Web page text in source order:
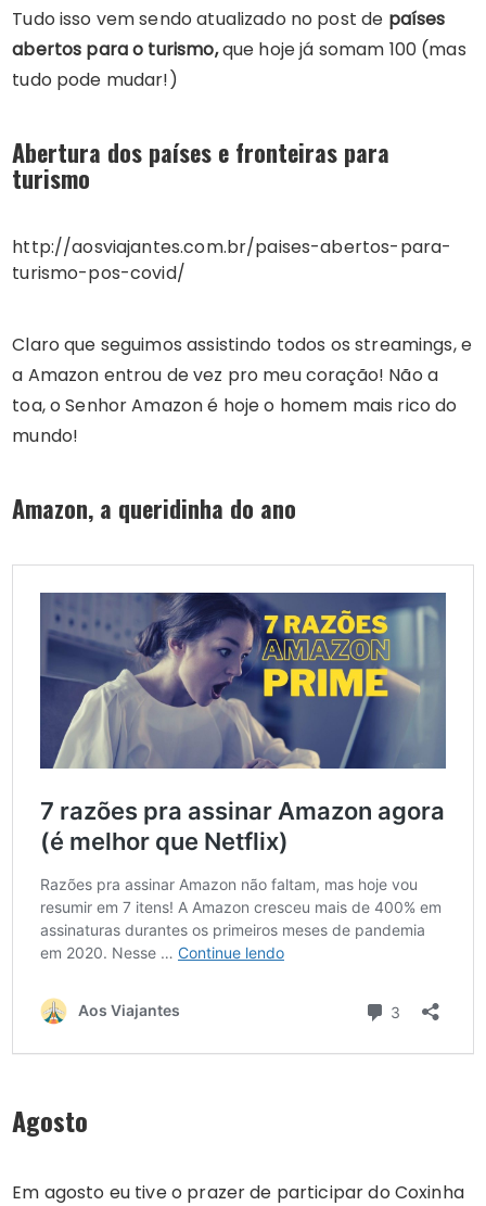
Tudo isso vem sendo atualizado no post de países
abertos para o turismo,que hoje já somam 100 (mas
tudo pode mudar!)
Abertura dos países e fronteiras para
turismo
http://aosviajantes.com.br/paises-abertos-para-
turismo-pos-covid/
Claro que seguimos assistindo todos os streamings, e
a Amazon entrou de vez pro meu coração! Não a
toa, o Senhor Amazon é hoje o homem mais rico do
mundo!
Amazon, a queridinha do ano
Agosto
Em agosto eu tive o prazer de participar do Coxinha